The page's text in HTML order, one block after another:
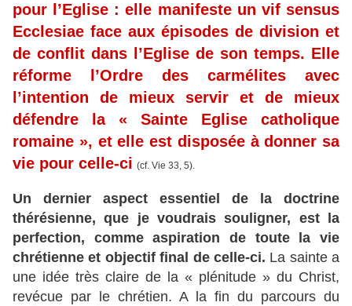
pour l’Eglise : elle manifeste un vif sensus
Ecclesiae face aux épisodes de division et
de conflit dans l’Eglise de son temps. Elle
réforme l’Ordre des carmélites avec
l’intention de mieux servir et de mieux
défendre la « Sainte Eglise catholique
romaine », et elle est disposée à donner sa
vie pour celle-ci (cf. Vie 33, 5).
Un dernier aspect essentiel de la doctrine
thérésienne, que je voudrais souligner, est la
perfection, comme aspiration de toute la vie
chrétienne et objectif final de celle-ci. La sainte a
une idée très claire de la « plénitude » du Christ,
revécue par le chrétien. A la fin du parcours du